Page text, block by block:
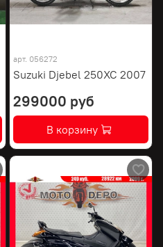
арт. 056272
Suzuki Djebel 250XC 2007
299000 руб
В корзину